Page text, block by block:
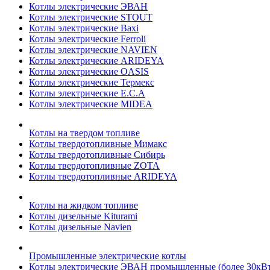
Котлы электрические ЭВАН
Котлы электрические STOUT
Котлы электрические Baxi
Котлы электрические Ferroli
Котлы электрические NAVIEN
Котлы электрические ARIDEYA
Котлы электрические OASIS
Котлы электрические Термекс
Котлы электрические E.C.A
Котлы электрические MIDEA
Котлы на твердом топливе
Котлы твердотопливные Мимакс
Котлы твердотопливные Сибирь
Котлы твердотопливные ZOTA
Котлы твердотопливные ARIDEYA
Котлы на жидком топливе
Котлы дизельные Kiturami
Котлы дизельные Navien
Промышленные электрические котлы
Котлы электрические ЭВАН промышленные (более